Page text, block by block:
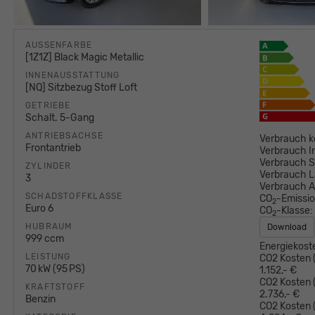
AUSSENFARBE
[1Z1Z] Black Magic Metallic
INNENAUSSTATTUNG
[NQ] Sitzbezug Stoff Loft
GETRIEBE
Schalt. 5-Gang
ANTRIEBSACHSE
Frontantrieb
ZYLINDER
3
SCHADSTOFFKLASSE
Euro 6
HUBRAUM
999 ccm
LEISTUNG
70 kW (95 PS)
KRAFTSTOFF
Benzin
Verbrauch
Verbrauch
Verbrauch
Verbrauch
Verbrauch
CO2-
CO2-Klasse:
Download
CO2
1.152,- €
CO2
2.736,- €
CO2